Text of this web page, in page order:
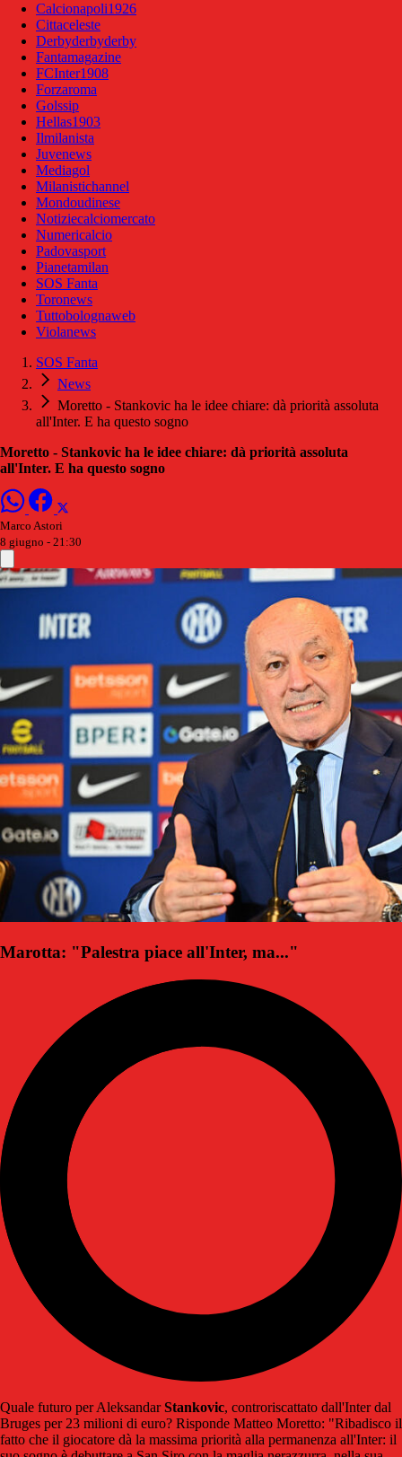
Calcionapoli1926
Cittaceleste
Derbyderbyderby
Fantamagazine
FCInter1908
Forzaroma
Golssip
Hellas1903
Ilmilanista
Juvenews
Mediagol
Milanistichannel
Mondoudinese
Notiziecalciomercato
Numericalcio
Padovasport
Pianetamilan
SOS Fanta
Toronews
Tuttobolognaweb
Violanews
SOS Fanta
News
Moretto - Stankovic ha le idee chiare: dà priorità assoluta
all'Inter. E ha questo sogno
Moretto - Stankovic ha le idee chiare: dà priorità assoluta
all'Inter. E ha questo sogno
Marco Astori
8 giugno - 21:30
Marotta: "Palestra piace all'Inter, ma..."
Quale futuro per AleksandarStankovic, controriscattato dall'Inter dal
Bruges per 23 milioni di euro? Risponde Matteo Moretto: "Ribadisco il
fatto che il giocatore dà la massima priorità alla permanenza all'Inter: il